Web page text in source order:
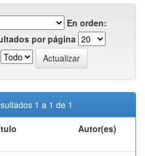
En orden:
por página
1 a 1 de 1
Autor(es)